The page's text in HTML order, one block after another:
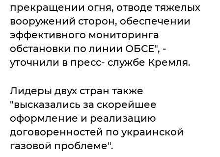
прекращении огня, отводе тяжелых
вооружений сторон, обеспечении
эффективного мониторинга
обстановки по линии ОБСЕ", -
уточнили в пресс- службе Кремля.
Лидеры двух стран также
"высказались за скорейшее
оформление и реализацию
договоренностей по украинской
газовой проблеме".